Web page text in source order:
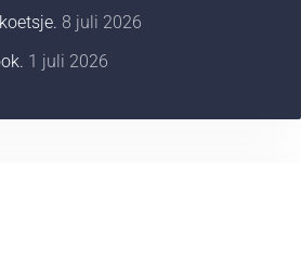
8 juli 2026
1 juli 2026